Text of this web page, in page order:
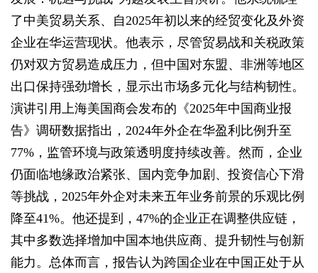
了中美贸易关系、自2025年初以来的经贸变化及外资
企业在华运营现状。他表示，尽管贸易战和关税政策
仍对双方贸易造成压力，但中国对东盟、非洲等地区
出口保持强劲增长，显示出市场多元化与结构韧性。
演讲引用上海美国商会发布的《2025年中国商业报
告》调研数据指出，2024年外企在华盈利比例升至
77%，监管环境与政策透明度持续改善。然而，企业
仍面临地缘政治紧张、国内竞争加剧、投资信心下滑
等挑战，2025年外企对未来五年业务前景的乐观比例
降至41%。他还提到，47%的企业正在调整供应链，
其中多数选择增加中国本地供应商、提升韧性与创新
能力。总体而言，报告认为跨国企业在中国正处于从